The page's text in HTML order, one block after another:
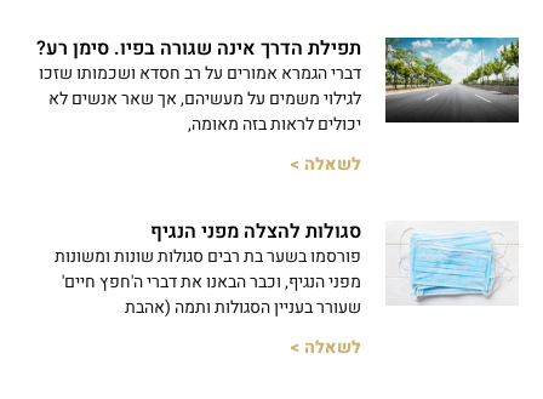
תפילת הדרך אינה שגורה בפיו. סימן רע?
דברי הגמרא אמורים על רב חסדא ושכמותו שזכו
לגילוי משמים על מעשיהם, אך שאר אנשים לא
יכולים לראות בזה מאומה,
לשאלה >
סגולות להצלה מפני הנגיף
פורסמו בשער בת רבים סגולות שונות ומשונות
מפני הנגיף, וכבר הבאנו את דברי ה'חפץ חיים'
שעורר בעניין הסגולות ותמה (אהבת
לשאלה >